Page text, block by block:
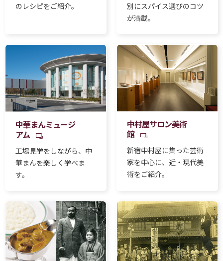
のレシピをご紹介。
別にスパイス選びのコツ
が満載。
中華まんミュージ
アム
工場見学をしながら、中
華まんを楽しく学べま
す。
中村屋サロン美術
館
新宿中村屋に集った芸術
家を中心に、近・現代美
術をご紹介。